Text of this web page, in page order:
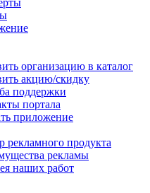
организацию в каталог
акцию/скидку
поддержки
портала
приложение
рекламного продукта
рекламы
наших работ